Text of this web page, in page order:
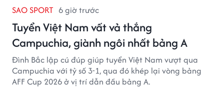
SAO SPORT 6 giờ trước
Tuyển Việt Nam vất vả thắng
Campuchia, giành ngôi nhất bảng A
Đình Bắc lập cú đúp giúp tuyển Việt Nam vượt qua
Campuchia với tỷ số 3-1, qua đó khép lại vòng bảng
AFF Cup 2026 ở vị trí dẫn đầu bảng A.